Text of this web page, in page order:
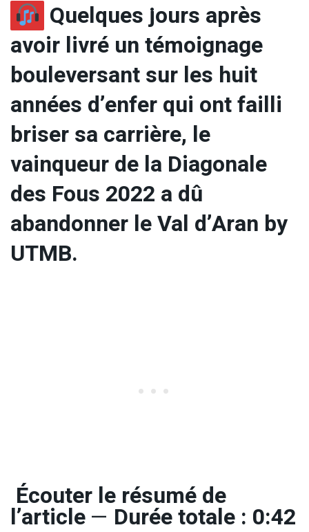
Quelques jours après
avoir livré un témoignage
bouleversant sur les huit
années d’enfer qui ont failli
briser sa carrière, le
vainqueur de la Diagonale
des Fous 2022 a dû
abandonner le Val d’Aran by
UTMB.
Écouter le résumé de
l’article— Durée totale : 0:42